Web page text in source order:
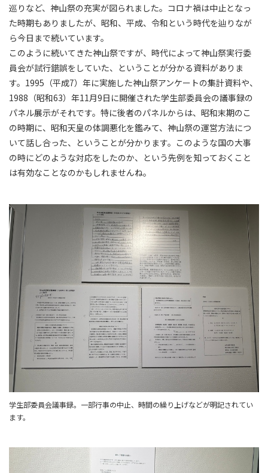
巡りなど、神山祭の充実が図られました。コロナ禍は中止となっ
た時期もありましたが、昭和、平成、令和という時代を辿りなが
ら今日まで続いています。
このように続いてきた神山祭ですが、時代によって神山祭実行委
員会が試行錯誤をしていた、ということが分かる資料がありま
す。1995（平成7）年に実施した神山祭アンケートの集計資料や、
1988（昭和63）年11月9日に開催された学生部委員会の議事録の
パネル展示がそれです。特に後者のパネルからは、昭和末期のこ
の時期に、昭和天皇の体調悪化を鑑みて、神山祭の運営方法につ
いて話し合った、ということが分かります。このような国の大事
の時にどのような対応をしたのか、という先例を知っておくこと
は有効なことなのかもしれませんね。
学生部委員会議事録。一部行事の中止、時間の繰り上げなどが明記されてい
ます。